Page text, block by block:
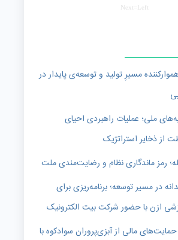
Next=Left
مسیرِ تولید و توسعه‌ی پایدار در
ملی؛ عملیات راهبردی احیای
از ذخایر استراتژیک
رمز ماندگاری نظام و رضایت‌مندی ملت
در مسیر توسعه؛ برنامه‌ریزی برای
ازن با حضور شرکت بیت الکترونیک
مالی از آبزی‌پروران سوادکوه با